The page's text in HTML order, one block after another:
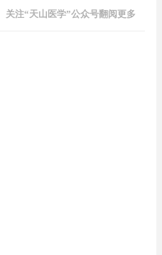
关注“天山医学”公众号翻阅更多